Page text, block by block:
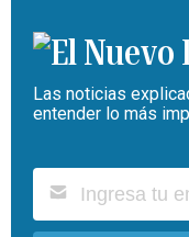
Las noticias
entender lo más